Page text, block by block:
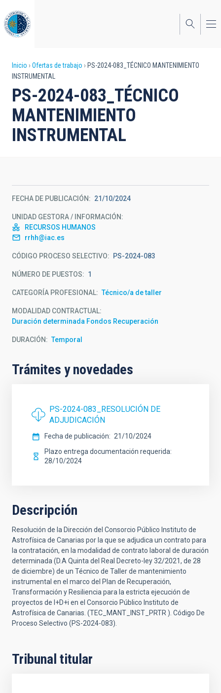
al
contenido
principal
Sobrescribir
enlaces
de
ayuda
a
Inicio Ofertas de trabajo
PS-2024-083_TÉCNICO MANTENIMIENTO
INSTRUMENTAL
PS-2024-083_TÉCNICO
MANTENIMIENTO
INSTRUMENTAL
FECHA DE PUBLICACIÓN 21/10/2024
UNIDAD GESTORA / INFORMACIÓN
RECURSOS HUMANOS
rrhh@iac.es
CÓDIGO PROCESO SELECTIVO PS-2024-083
NÚMERO DE PUESTOS 1
CATEGORÍA PROFESIONAL Técnico/a de taller
MODALIDAD CONTRACTUAL
Duración determinada Fondos Recuperación
DURACIÓN Temporal
Trámites y novedades
PS-2024-083_RESOLUCIÓN DE
ADJUDICACIÓN
Fecha de publicación
21/10/2024
Plazo entrega documentación requerida
28/10/2024
Descripción
Resolución de la Dirección del Consorcio Público Instituto de
Astrofísica de Canarias por la que se adjudica un contrato para
la contratación, en la modalidad de contrato laboral de duración
determinada (D.A Quinta del Real Decreto-ley 32/2021, de 28
de diciembre) de un Técnico de Taller de mantenimiento
instrumental en el marco del Plan de Recuperación,
Transformación y Resiliencia para la estricta ejecución de
proyectos de I+D+i en el Consorcio Público Instituto de
Astrofísica de Canarias. (TEC_MANT_INST_PRTR ). Código De
Proceso Selectivo (PS-2024-083).
Tribunal titular